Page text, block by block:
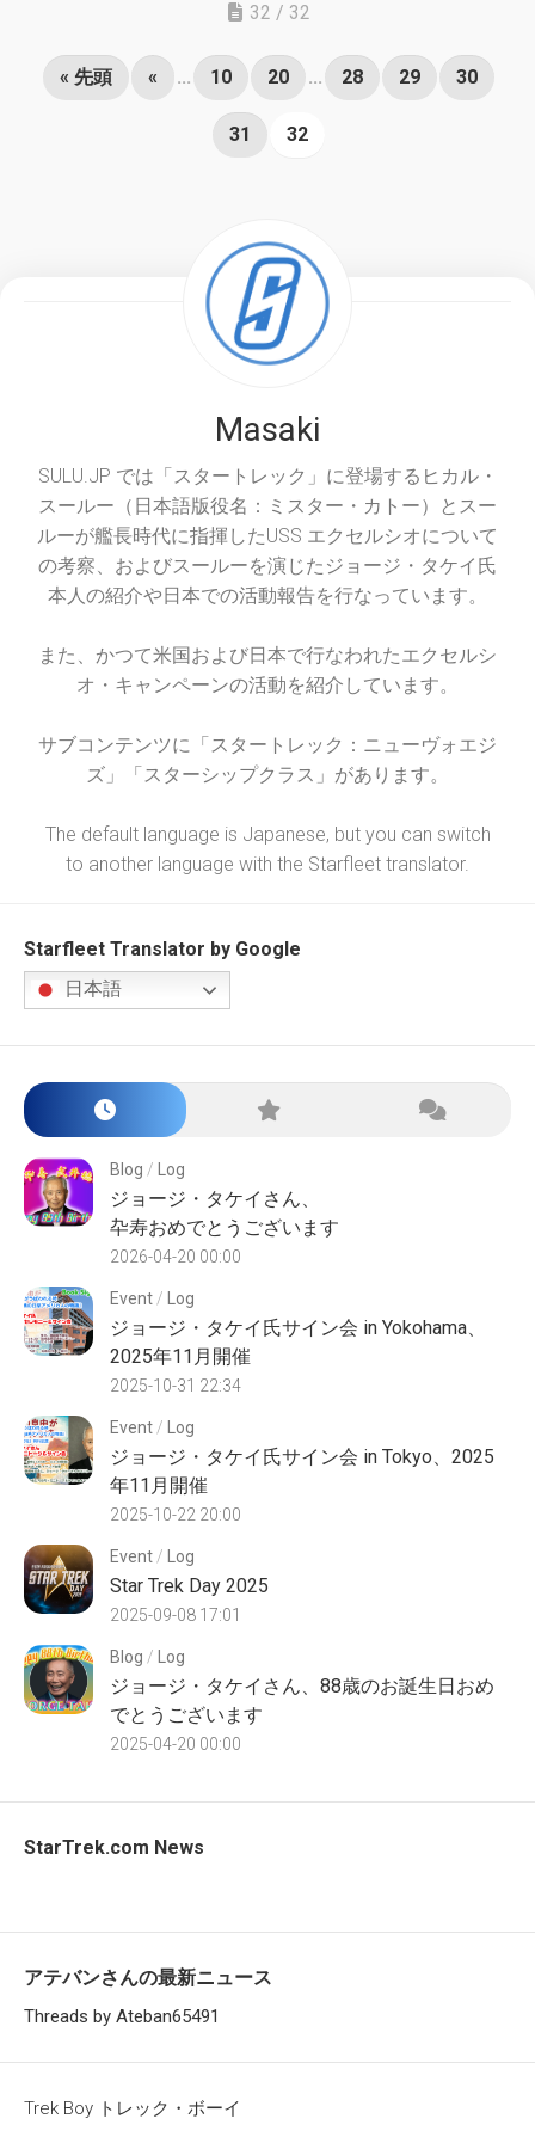
32 / 32
« 先頭 « ... 10 20 ... 28 29 30
31 32
Masaki
SULU.JP では「スタートレック」に登場するヒカル・
スールー（日本語版役名：ミスター・カトー）とスー
ルーが艦長時代に指揮したUSS エクセルシオについて
の考察、およびスールーを演じたジョージ・タケイ氏
本人の紹介や日本での活動報告を行なっています。
また、かつて米国および日本で行なわれたエクセルシ
オ・キャンペーンの活動を紹介しています。
サブコンテンツに「スタートレック：ニューヴォエジ
ズ」「スターシップクラス」があります。
The default language is Japanese, but you can switch
to another language with the Starfleet translator.
Starfleet Translator by Google
日本語
Blog / Log
ジョージ・タケイさん、
卆寿おめでとうございます
2026-04-20 00:00
Event/ Log
ジョージ・タケイ氏サイン会 in Yokohama、
2025年11月開催
2025-10-31 22:34
Event/ Log
ジョージ・タケイ氏サイン会 in Tokyo、2025
年11月開催
2025-10-22 20:00
Event/ Log
Star Trek Day 2025
2025-09-08 17:01
Blog / Log
ジョージ・タケイさん、88歳のお誕生日おめ
でとうございます
2025-04-20 00:00
StarTrek.com News
アテバンさんの最新ニュース
Threads by Ateban65491
Trek Boy トレック・ボーイ